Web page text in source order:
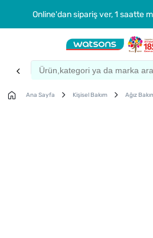
Online'dan sipariş ver, 1 saatte
Ana Sayfa Kişisel Bakım Ağız